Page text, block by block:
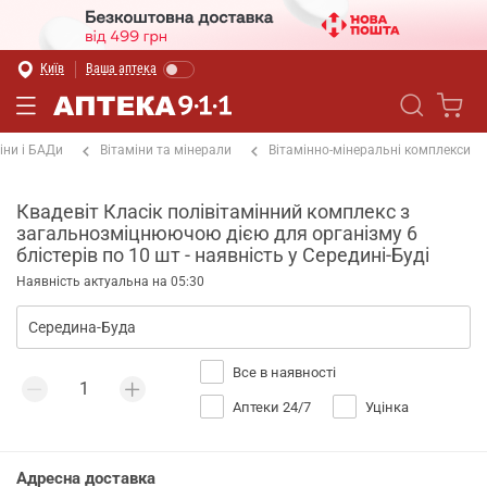
Київ Ваша аптека
і БАДи Вітаміни та мінерали Вітамінно-мінеральні комплекси
Квадевіт Класік полівітамінний комплекс з
загальнозміцнюючою дією для організму 6
блістерів по 10 шт - наявність у Середині-Буді
Наявність актуальна на 05:30
Все в наявності
Аптеки 24/7 Уцінка
Адресна доставка